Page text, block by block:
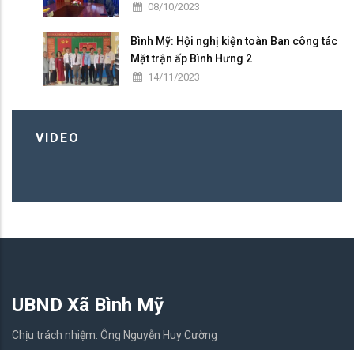
08/10/2023
Bình Mỹ: Hội nghị kiện toàn Ban công tác
Mặt trận ấp Bình Hưng 2
14/11/2023
VIDEO
UBND Xã Bình Mỹ
Chịu trách nhiệm: Ông Nguyễn Huy Cường